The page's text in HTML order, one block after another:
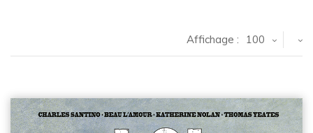
Affichage : 100